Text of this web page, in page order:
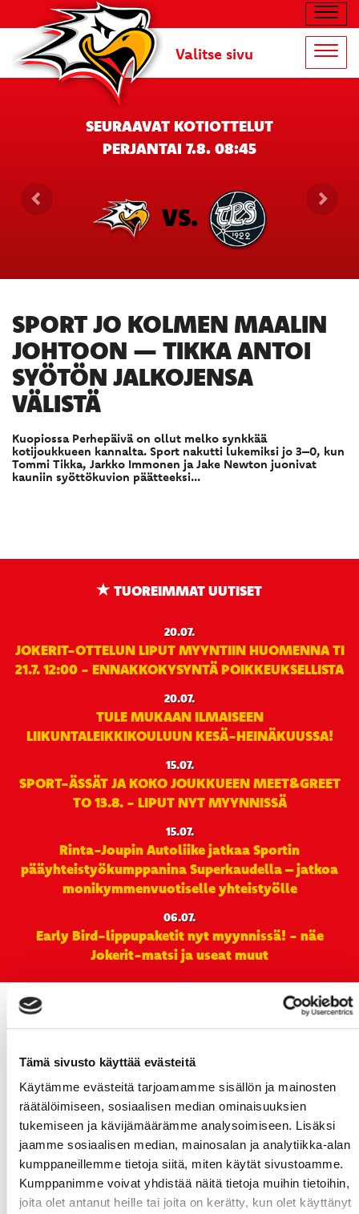
Tämä sivusto käyttää evästeitä
Käytämme evästeitä tarjoamamme sisällön ja mainosten
räätälöimiseen, sosiaalisen median ominaisuuksien
tukemiseen ja kävijämäärämme analysoimiseen. Lisäksi
jaamme sosiaalisen median, mainosalan ja analytiikka-alan
kumppaneillemme tietoja siitä, miten käytät sivustoamme.
Kumppanimme voivat yhdistää näitä tietoja muihin tietoihin,
joita olet antanut heille tai joita on kerätty, kun olet käyttänyt
Valitse sivu
SEURAAVAT KOTIOTTELUT
PERJANTAI 7.8. 08:45
VS.
SPORT JO KOLMEN MAALIN
JOHTOON — TIKKA ANTOI
SYÖTÖN JALKOJENSA
VÄLISTÄ
Kuopiossa Perhepäivä on ollut melko synkkää
kotijoukkueen kannalta. Sport nakutti lukemiksi jo 3–0, kun
Tommi Tikka, Jarkko Immonen ja Jake Newton juonivat
kauniin syöttökuvion päätteeksi...
TUOREIMMAT UUTISET
20.07.
JOKERIT-OTTELUN LIPUT MYYNTIIN HUOMENNA TI
21.7. 12:00 - ENNAKKOKYSYNTÄ POIKKEUKSELLISTA
20.07.
TULE MUKAAN ILMAISEEN
LIIKUNTALEIKKIKOULUUN KESÄ-HEINÄKUUSSA!
15.07.
SPORT-ÄSSÄT JA KOKO JOUKKUEEN MEET&GREET
TO 13.8. - LIPUT NYT MYYNNISSÄ
15.07.
Rinta-Joupin Autoliike jatkaa Sportin
pääyhteistyökumppanina Superkaudella – jatkoa
monikymmenvuotiselle yhteistyölle
06.07.
Early Bird-lippupaketit nyt myynnissä! - näe
Jokerit-matsi ja useat muut